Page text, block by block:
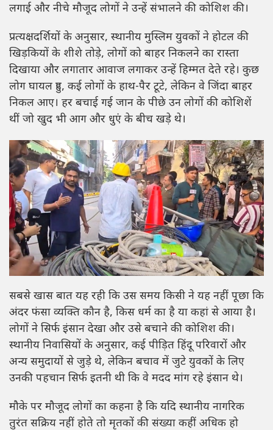
लगाई और नीचे मौजूद लोगों ने उन्हें संभालने की कोशिश की।
प्रत्यक्षदर्शियों के अनुसार, स्थानीय मुस्लिम युवकों ने होटल की
खिड़कियों के शीशे तोड़े, लोगों को बाहर निकलने का रास्ता
दिखाया और लगातार आवाज लगाकर उन्हें हिम्मत देते रहे। कुछ
लोग घायल हुए, कई लोगों के हाथ-पैर टूटे, लेकिन वे जिंदा बाहर
निकल आए। हर बचाई गई जान के पीछे उन लोगों की कोशिशें
थीं जो खुद भी आग और धुएं के बीच खड़े थे।
सबसे खास बात यह रही कि उस समय किसी ने यह नहीं पूछा कि
अंदर फंसा व्यक्ति कौन है, किस धर्म का है या कहां से आया है।
लोगों ने सिर्फ इंसान देखा और उसे बचाने की कोशिश की।
स्थानीय निवासियों के अनुसार, कई पीड़ित हिंदू परिवारों और
अन्य समुदायों से जुड़े थे, लेकिन बचाव में जुटे युवकों के लिए
उनकी पहचान सिर्फ इतनी थी कि वे मदद मांग रहे इंसान थे।
मौके पर मौजूद लोगों का कहना है कि यदि स्थानीय नागरिक
तुरंत सक्रिय नहीं होते तो मृतकों की संख्या कहीं अधिक हो